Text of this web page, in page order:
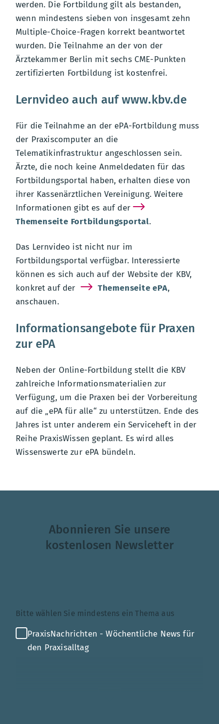
werden. Die Fortbildung gilt als bestanden,
wenn mindestens sieben von insgesamt zehn
Multiple-Choice-Fragen korrekt beantwortet
wurden. Die Teilnahme an der von der
Ärztekammer Berlin mit sechs CME-Punkten
zertifizierten Fortbildung ist kostenfrei.
Lernvideo auch auf www.kbv.de
Für die Teilnahme an der ePA-Fortbildung muss
der Praxiscomputer an die
Telematikinfrastruktur angeschlossen sein.
Ärzte, die noch keine Anmeldedaten für das
Fortbildungsportal haben, erhalten diese von
ihrer Kassenärztlichen Vereinigung. Weitere
Informationen gibt es auf der
Themenseite Fortbildungsportal.
Das Lernvideo ist nicht nur im
Fortbildungsportal verfügbar. Interessierte
können es sich auch auf der Website der KBV,
konkret auf der
Themenseite ePA,
anschauen.
Informationsangebote für Praxen
zur ePA
Neben der Online-Fortbildung stellt die KBV
zahlreiche Informationsmaterialien zur
Verfügung, um die Praxen bei der Vorbereitung
auf die „ePA für alle“ zu unterstützen. Ende des
Jahres ist unter anderem ein Serviceheft in der
Reihe PraxisWissen geplant. Es wird alles
Wissenswerte zur ePA bündeln.
Abonnieren Sie unsere
kostenlosen Newsletter
Bitte wählen Sie mindestens ein Thema aus
PraxisNachrichten - Wöchentliche News für
den Praxisalltag